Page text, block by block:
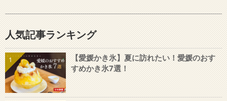
人気記事ランキング
1
【愛媛かき氷】夏に訪れたい！愛媛のおす
すめかき氷7選！